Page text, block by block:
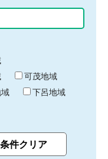
可茂地域
下呂地域